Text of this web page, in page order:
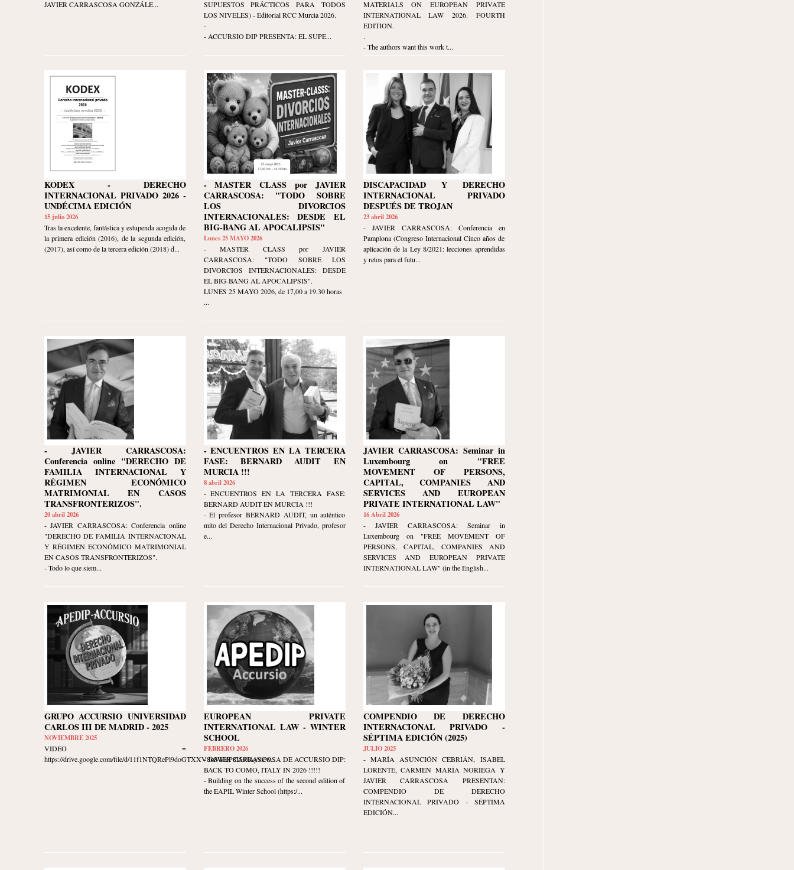
JAVIER CARRASCOSA GONZÁLE...
SUPUESTOS PRÁCTICOS PARA TODOS
LOS NIVELES) - Editorial RCC Murcia 2026.
-
- ACCURSIO DIP PRESENTA: EL SUPE...
MATERIALS ON EUROPEAN PRIVATE
INTERNATIONAL LAW 2026. FOURTH
EDITION.
.
- The authors want this work t...
KODEX - DERECHO
INTERNACIONAL PRIVADO 2026 -
UNDÉCIMA EDICIÓN
15 julio 2026
Tras la excelente, fantástica y estupenda acogida de
la primera edición (2016), de la segunda edición,
(2017), así como de la tercera edición (2018) d...
- MASTER CLASS por JAVIER
CARRASCOSA: "TODO SOBRE
LOS DIVORCIOS
INTERNACIONALES: DESDE EL
BIG-BANG AL APOCALIPSIS"
Lunes 25 MAYO 2026
- MASTER CLASS por JAVIER
CARRASCOSA: "TODO SOBRE LOS
DIVORCIOS INTERNACIONALES: DESDE
EL BIG-BANG AL APOCALIPSIS".
LUNES 25 MAYO 2026, de 17,00 a 19.30 horas
...
DISCAPACIDAD Y DERECHO
INTERNACIONAL PRIVADO
DESPUÉS DE TROJAN
23 abril 2026
- JAVIER CARRASCOSA: Conferencia en
Pamplona (Congreso Internacional Cinco años de
aplicación de la Ley 8/2021: lecciones aprendidas
y retos para el futu...
- JAVIER CARRASCOSA:
Conferencia online "DERECHO DE
FAMILIA INTERNACIONAL Y
RÉGIMEN ECONÓMICO
MATRIMONIAL EN CASOS
TRANSFRONTERIZOS".
20 abril 2026
- JAVIER CARRASCOSA: Conferencia online
"DERECHO DE FAMILIA INTERNACIONAL
Y RÉGIMEN ECONÓMICO MATRIMONIAL
EN CASOS TRANSFRONTERIZOS".
- Todo lo que siem...
- ENCUENTROS EN LA TERCERA
FASE: BERNARD AUDIT EN
MURCIA !!!
8 abril 2026
- ENCUENTROS EN LA TERCERA FASE:
BERNARD AUDIT EN MURCIA !!!
- El profesor BERNARD AUDIT, un auténtico
mito del Derecho Internacional Privado, profesor
e...
JAVIER CARRASCOSA: Seminar in
Luxembourg on "FREE
MOVEMENT OF PERSONS,
CAPITAL, COMPANIES AND
SERVICES AND EUROPEAN
PRIVATE INTERNATIONAL LAW"
16 Abril 2026
- JAVIER CARRASCOSA: Seminar in
Luxembourg on "FREE MOVEMENT OF
PERSONS, CAPITAL, COMPANIES AND
SERVICES AND EUROPEAN PRIVATE
INTERNATIONAL LAW" (in the English...
GRUPO ACCURSIO UNIVERSIDAD
CARLOS III DE MADRID - 2025
NOVIEMBRE 2025
VIDEO =
https://drive.google.com/file/d/11f1NTQRePl9doGTXXV8k8WieP8I5s9Aj/view...
EUROPEAN PRIVATE
INTERNATIONAL LAW - WINTER
SCHOOL
FEBRERO 2026
- JAVIER CARRASCOSA DE ACCURSIO DIP:
BACK TO COMO, ITALY IN 2026 !!!!!
- Building on the success of the second edition of
the EAPIL Winter School (https:/...
COMPENDIO DE DERECHO
INTERNACIONAL PRIVADO -
SÉPTIMA EDICIÓN (2025)
JULIO 2025
- MARÍA ASUNCIÓN CEBRIÁN, ISABEL
LORENTE, CARMEN MARÍA NORIEGA Y
JAVIER CARRASCOSA PRESENTAN:
COMPENDIO DE DERECHO
INTERNACIONAL PRIVADO - SÉPTIMA
EDICIÓN...